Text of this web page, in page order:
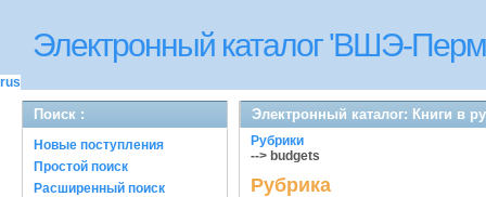
Электронный каталог 'ВШЭ-
rus
Поиск :
Новые поступления
Простой поиск
Расширенный поиск
Электронный каталог: Книги в
Рубрики
--> budgets
Рубрика